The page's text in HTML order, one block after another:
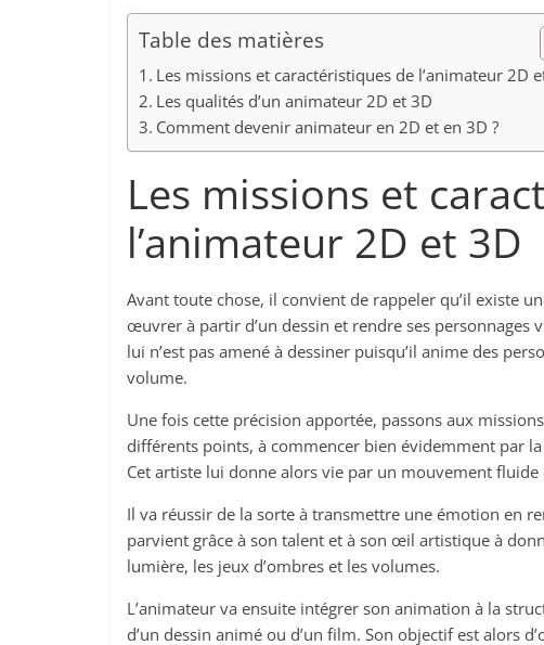
Table des matières
Les missions et caractéristiques de l’animateur 2D
Les qualités d’un animateur 2D et 3D
Comment devenir animateur en 2D et en 3D ?
Les missions et
l’animateur 2D et 3D
Avant toute chose, il convient de rappeler qu’il existe
œuvrer à partir d’un dessin et rendre ses personnages
lui n’est pas amené à dessiner puisqu’il anime des
volume.
Une fois cette précision apportée, passons aux
différents points, à commencer bien évidemment par la
Cet artiste lui donne alors vie par un mouvement
Il va réussir de la sorte à transmettre une émotion en
parvient grâce à son talent et à son œil artistique à
lumière, les jeux d’ombres et les volumes.
L’animateur va ensuite intégrer son animation à la
d’un dessin animé ou d’un film. Son objectif est alors